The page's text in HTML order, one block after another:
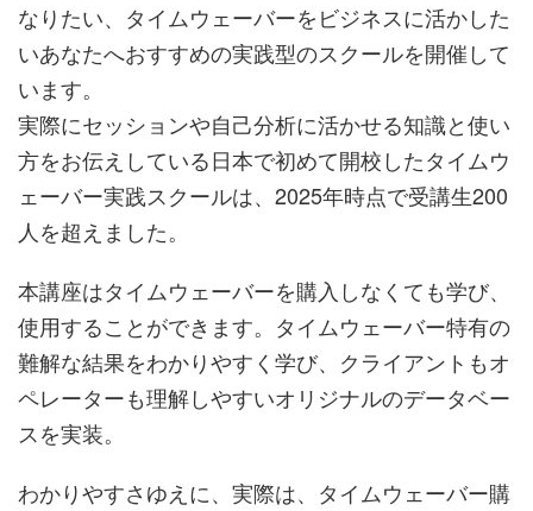
なりたい、タイムウェーバーをビジネスに活かした
いあなたへおすすめの実践型のスクールを開催して
います。
実際にセッションや自己分析に活かせる知識と使い
方をお伝えしている日本で初めて開校したタイムウ
ェーバー実践スクールは、2025年時点で受講生200
人を超えました。
本講座はタイムウェーバーを購入しなくても学び、
使用することができます。タイムウェーバー特有の
難解な結果をわかりやすく学び、クライアントもオ
ペレーターも理解しやすいオリジナルのデータベー
スを実装。
わかりやすさゆえに、実際は、タイムウェーバー購